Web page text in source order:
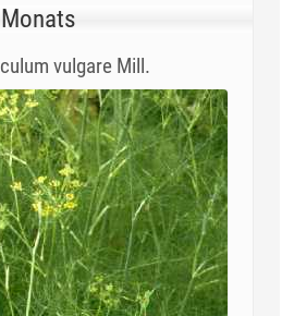
vulgare Mill.